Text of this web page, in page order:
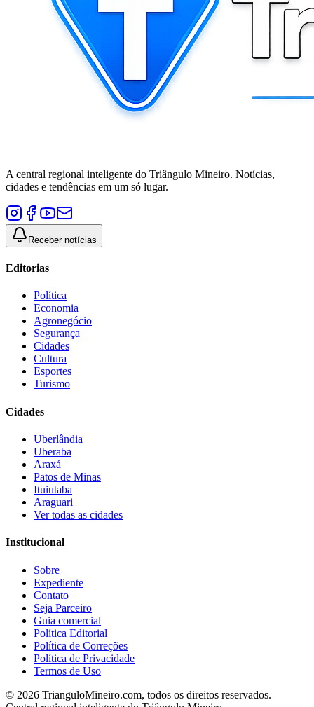
A central regional inteligente do Triângulo Mineiro. Notícias,
cidades e tendências em um só lugar.
Receber notícias
Editorias
Política
Economia
Agronegócio
Segurança
Cidades
Cultura
Esportes
Turismo
Cidades
Uberlândia
Uberaba
Araxá
Patos de Minas
Ituiutaba
Araguari
Ver todas as cidades
Institucional
Sobre
Expediente
Contato
Seja Parceiro
Guia comercial
Política Editorial
Política de Correções
Política de Privacidade
Termos de Uso
© 2026 TrianguloMineiro.com, todos os direitos reservados.